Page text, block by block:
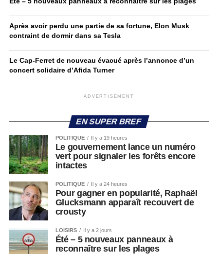
Après avoir perdu une partie de sa fortune, Elon Musk
contraint de dormir dans sa Tesla
Le Cap-Ferret de nouveau évacué après l’annonce d’un
concert solidaire d’Afida Turner
ADVERTISEMENT
EN SUPER BREF
POLITIQUE Il y a 19 heures
Le gouvernement lance un numéro
vert pour signaler les forêts encore
intactes
POLITIQUE Il y a 24 heures
Pour gagner en popularité, Raphaël
Glucksmann apparaît recouvert de
crousty
LOISIRS Il y a 2 jours
Été – 5 nouveaux panneaux à
reconnaître sur les plages